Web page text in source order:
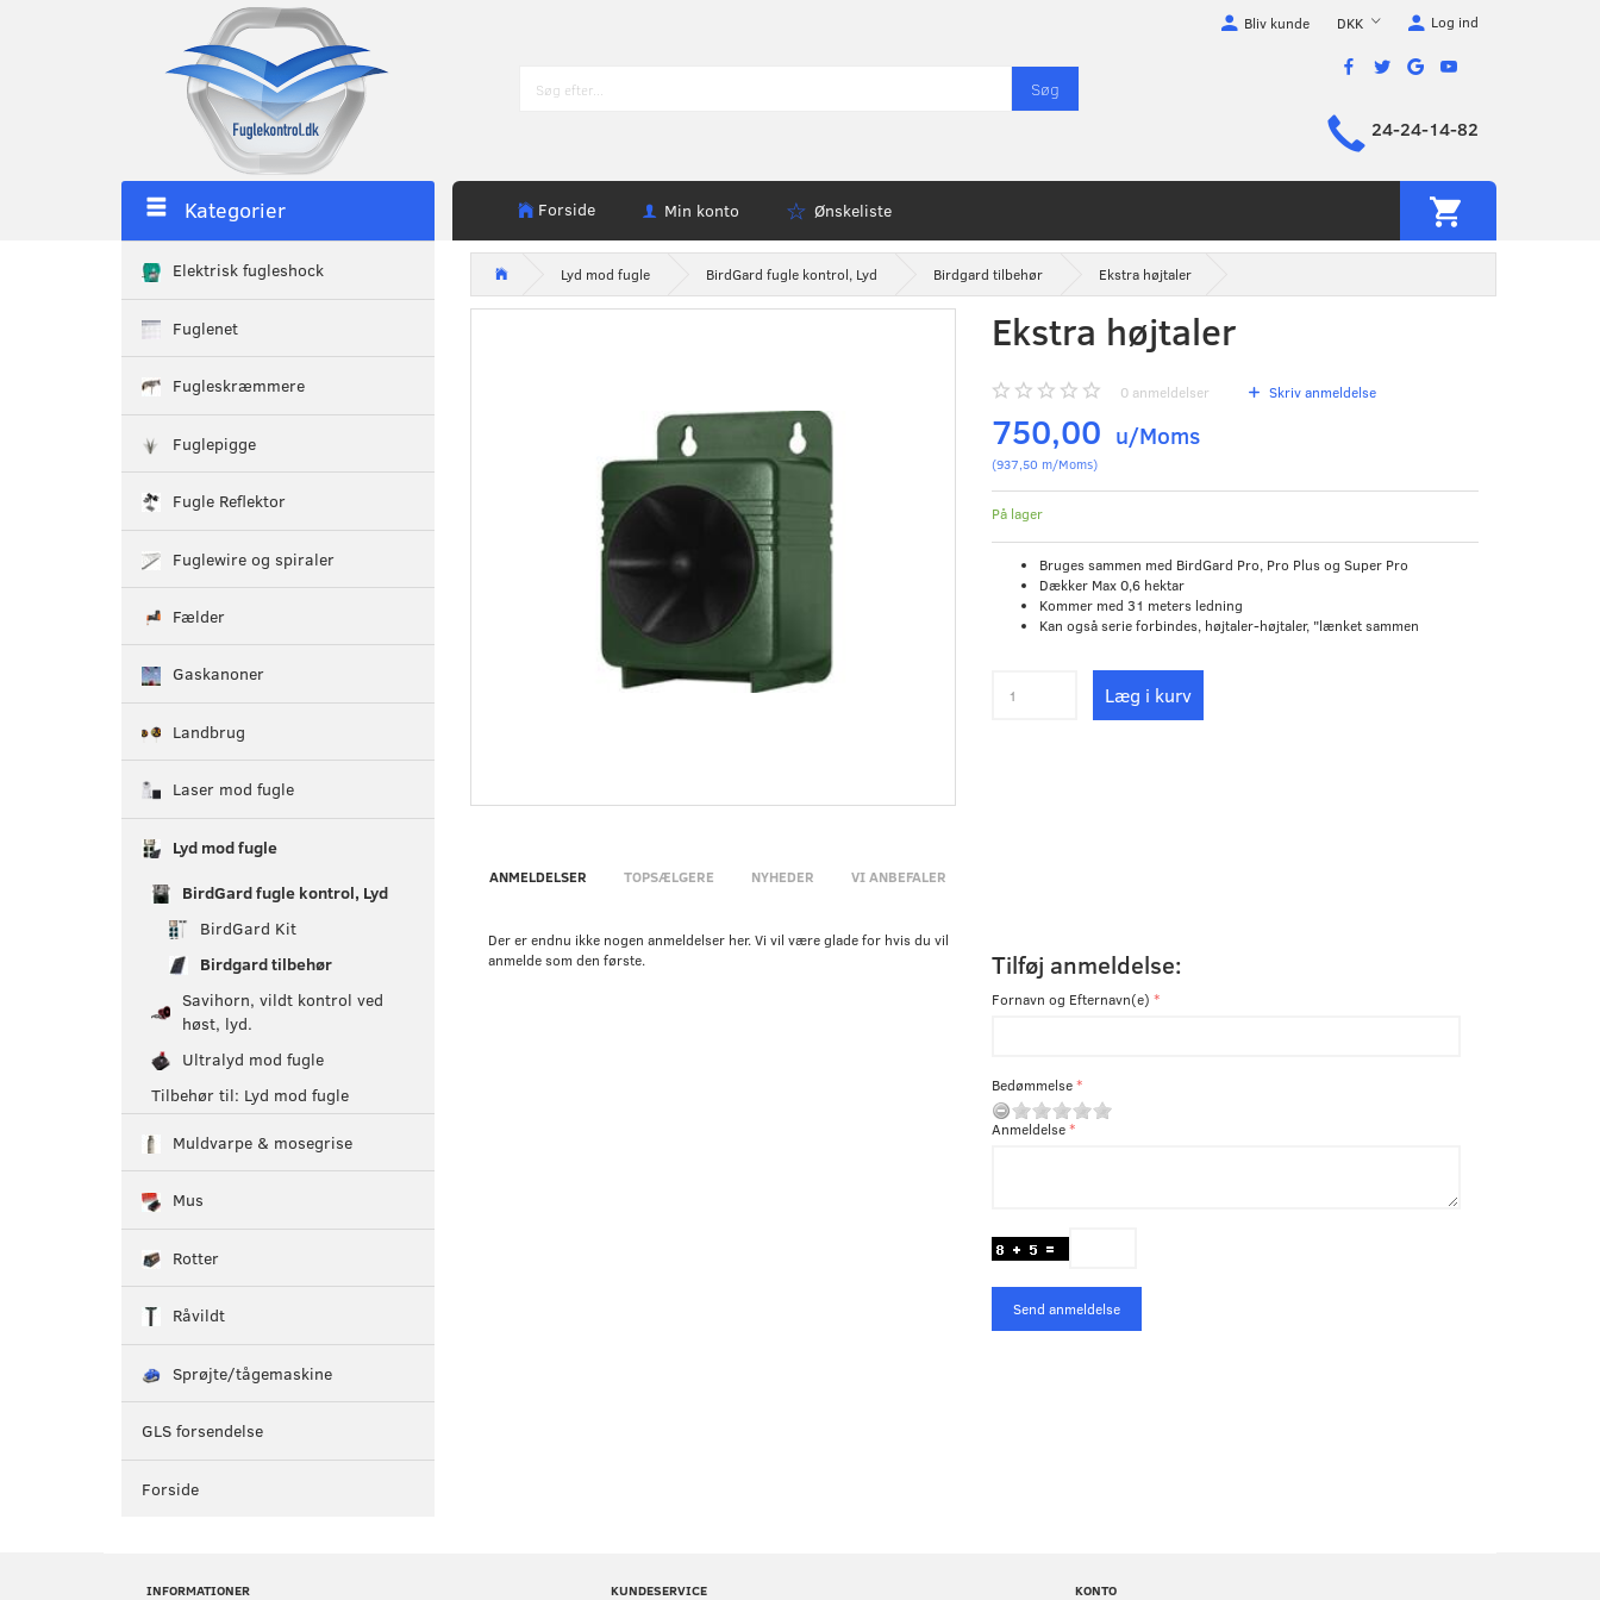
Søg
Log ind
DKK
Bliv kunde
24-24-14-82
Forside Min konto Ønskeliste
Kategorier
Elektrisk fugleshock
Fuglenet
Fugleskræmmere
Fuglepigge
Fugle Reflektor
Fuglewire og spiraler
Fælder
Gaskanoner
Landbrug
Laser mod fugle
Lyd mod fugle
BirdGard fugle kontrol, Lyd
BirdGard Kit
Birdgard tilbehør
Savihorn, vildt kontrol ved
høst, lyd.
Ultralyd mod fugle
Tilbehør til: Lyd mod fugle
Muldvarpe & mosegrise
Mus
Rotter
Råvildt
Sprøjte/tågemaskine
GLS forsendelse
Forside
Lyd mod fugle BirdGard fugle kontrol, Lyd Birdgard tilbehør Ekstra højtaler
Ekstra højtaler
0 anmeldelser Skriv anmeldelse
750,00 u/Moms
(937,50 m/Moms)
På lager
Bruges sammen med BirdGard Pro, Pro Plus og Super Pro
Dækker Max 0,6 hektar
Kommer med 31 meters ledning
Kan også serie forbindes, højtaler-højtaler, "lænket sammen
Læg i kurv
ANMELDELSER TOPSÆLGERE NYHEDER VI ANBEFALER
Der er endnu ikke nogen anmeldelser her. Vi vil være glade for hvis du vil
anmelde som den første.
Tilføj anmeldelse:
Fornavn og Efternavn(e)
Bedømmelse
Anmeldelse
Send anmeldelse
INFORMATIONER KUNDESERVICE KONTO